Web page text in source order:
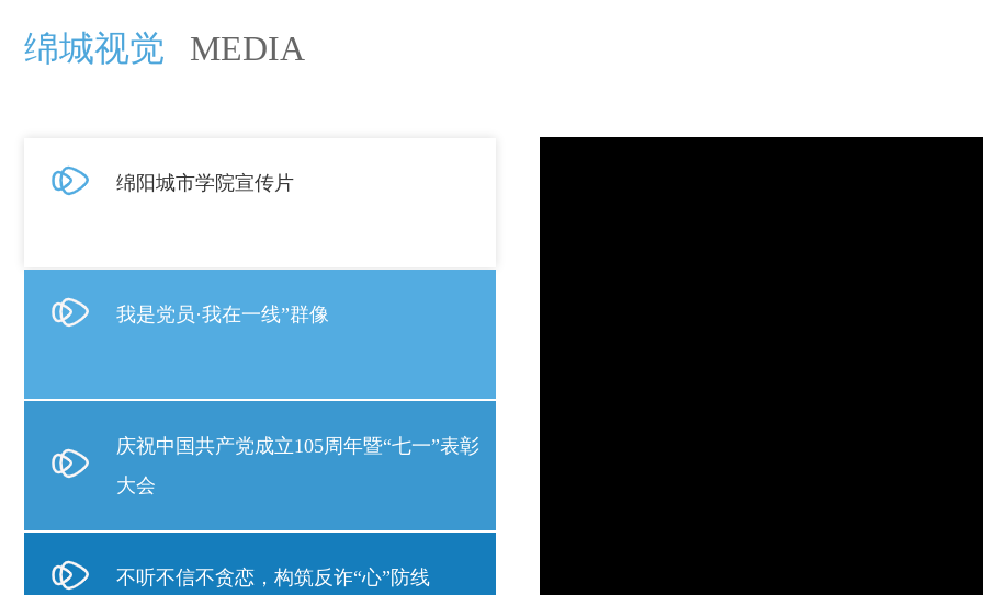
绵城视觉 MEDIA
绵阳城市学院宣传片
我是党员·我在一线”群像
庆祝中国共产党成立105周年暨“七一”表彰
大会
不听不信不贪恋，构筑反诈“心”防线